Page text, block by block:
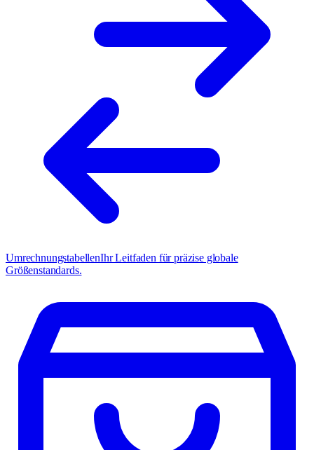
UmrechnungstabellenIhr Leitfaden für präzise globale
Größenstandards.